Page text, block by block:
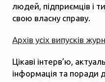
людей, підприємців і
свою власну справу.
Архів усіх випусків
Цікаві інтерв’ю,
інформація та поради